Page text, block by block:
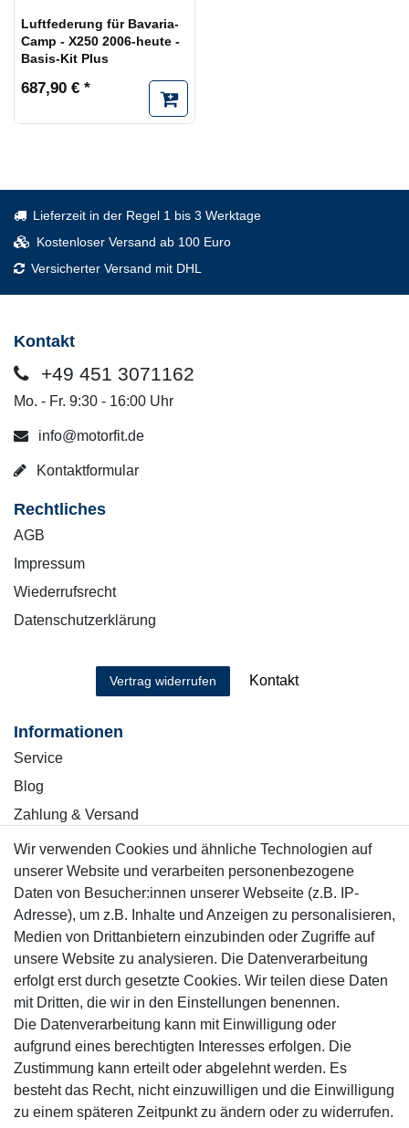
Luftfederung für Bavaria-
Camp - X250 2006-heute -
Basis-Kit Plus
687,90 € *
Lieferzeit in der Regel 1 bis 3 Werktage
Kostenloser Versand ab 100 Euro
Versicherter Versand mit DHL
Kontakt
+49 451 3071162
Mo. - Fr. 9:30 - 16:00 Uhr
info@motorfit.de
Kontaktformular
Rechtliches
AGB
Impressum
Wiederrufsrecht
Datenschutzerklärung
Vertrag widerrufen Kontakt
Informationen
Service
Blog
Zahlung & Versand
Sicher einkaufen
Mitglied
Motor-Fit
© Copyright 2026 | Alle Rechte vorbehalten.
Wir verwenden Cookies und ähnliche Technologien auf
unserer Website und verarbeiten personenbezogene
Daten von Besucher:innen unserer Webseite (z.B. IP-
Adresse), um z.B. Inhalte und Anzeigen zu personalisieren,
Medien von Drittanbietern einzubinden oder Zugriffe auf
unsere Website zu analysieren. Die Datenverarbeitung
erfolgt erst durch gesetzte Cookies. Wir teilen diese Daten
mit Dritten, die wir in den Einstellungen benennen.
Die Datenverarbeitung kann mit Einwilligung oder
aufgrund eines berechtigten Interesses erfolgen. Die
Zustimmung kann erteilt oder abgelehnt werden. Es
besteht das Recht, nicht einzuwilligen und die Einwilligung
zu einem späteren Zeitpunkt zu ändern oder zu widerrufen.